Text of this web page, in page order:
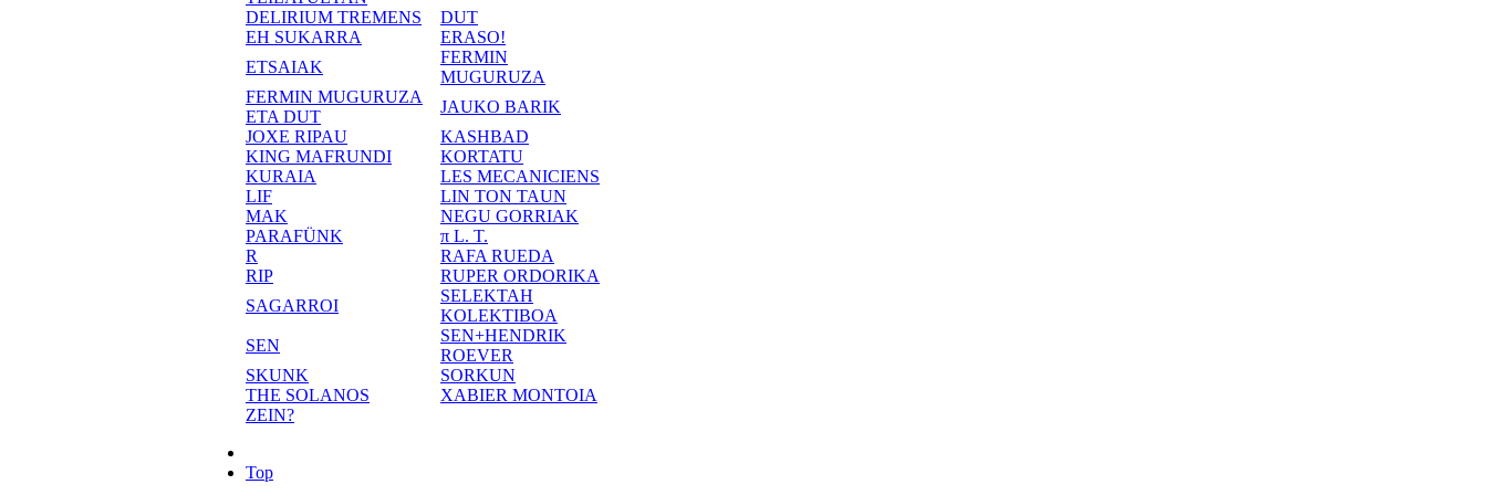
DELIRIUM TREMENS
DUT
EH SUKARRA
ERASO!
ETSAIAK
FERMIN
MUGURUZA
FERMIN MUGURUZA
ETA DUT
JAUKO BARIK
JOXE RIPAU
KASHBAD
KING MAFRUNDI
KORTATU
KURAIA
LES MECANICIENS
LIF
LIN TON TAUN
MAK
NEGU GORRIAK
PARAFÜNK
π L. T.
R
RAFA RUEDA
RIP
RUPER ORDORIKA
SAGARROI
SELEKTAH
KOLEKTIBOA
SEN
SEN+HENDRIK
ROEVER
SKUNK
SORKUN
THE SOLANOS
XABIER MONTOIA
ZEIN?
Top